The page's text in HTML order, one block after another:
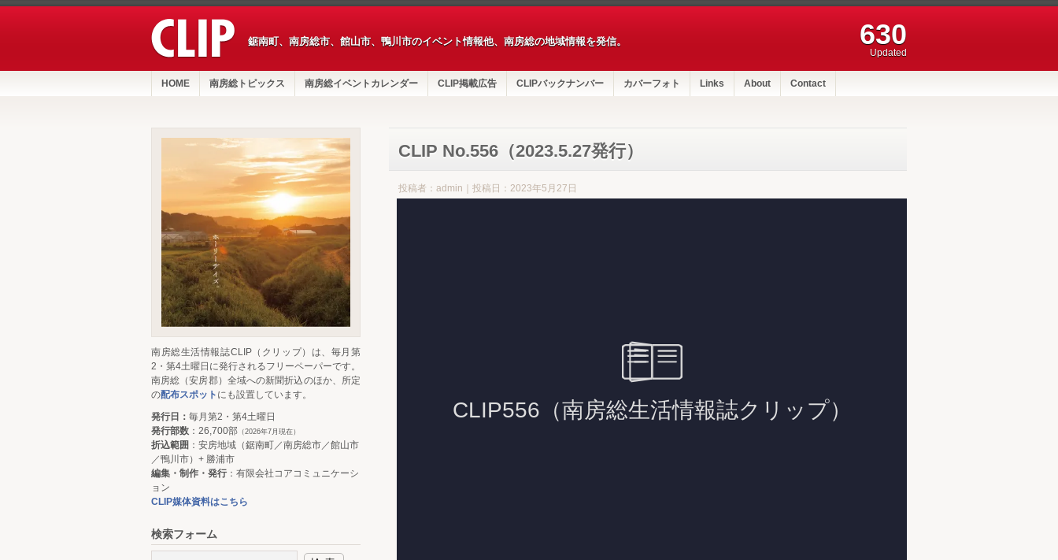
鋸南町、南房総市、館山市、鴨川市のイベント情報他、南房総の地域情報を発信。 630
Updated
HOME 南房総トピックス 南房総イベントカレンダー CLIP掲載広告 CLIPバックナンバー カバーフォト Links About Contact
CLIP No.556（2023.5.27発行）
投稿者：admin｜投稿日：2023年5月27日
南房総生活情報誌CLIP（クリップ）は、毎月第
2・第4土曜日に発行されるフリーペーパーです。
南房総（安房郡）全域への新聞折込のほか、所定
の配布スポット にも設置しています。
発行日： 毎月第2・第4土曜日
発行部数 ：26,700部 （2026年7月現在）
折込範囲 ：安房地域（鋸南町／南房総市／館山市
／鴨川市）+ 勝浦市
編集・制作・発行：有限会社コアコミュニケーシ
ョン
CLIP媒体資料はこちら
検索フォーム